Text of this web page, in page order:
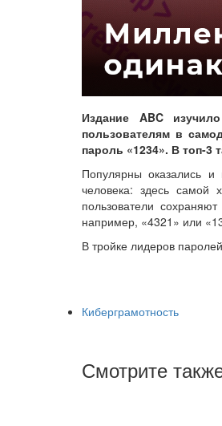
Издание ABC
пользователям в
пароль «1234». В топ-3
Популярны оказались
человека: здесь самой
пользователи
например, «4321» или
В тройке лидеров
Киберграмотность
Смотрите